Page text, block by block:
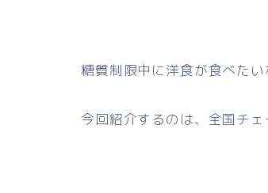
糖質制限中に洋食が食べた
今回紹介するのは、全国チ